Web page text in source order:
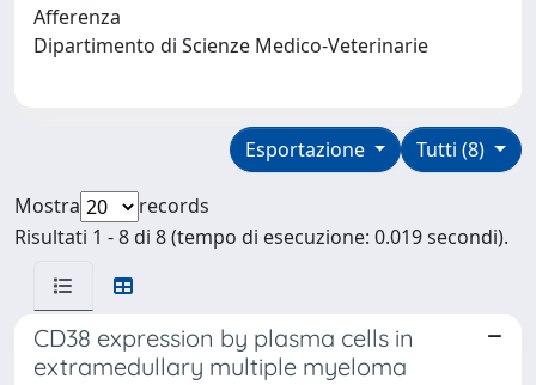
Afferenza
Dipartimento di Scienze Medico-Veterinarie
Tutti (8)
Esportazione
Mostra
records
Risultati 1 - 8 di 8 (tempo di esecuzione: 0.019 secondi).
CD38 expression by plasma cells in
extramedullary multiple myeloma